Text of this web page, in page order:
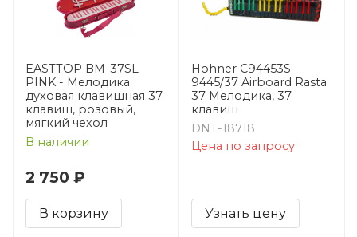
EASTTOP BM-37SL
PINK - Мелодика
духовая клавишная 37
клавиш, розовый,
мягкий чехол
В наличии
2 750 ₽
В корзину
Hohner C94453S
9445/37 Airboard Rasta
37 Мелодика, 37
клавиш
DNT-18718
Цена по запросу
Узнать цену